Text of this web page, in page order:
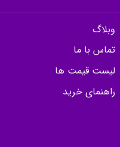
وبلاگ
تماس با ما
لیست قیمت ها
راهنمای خرید